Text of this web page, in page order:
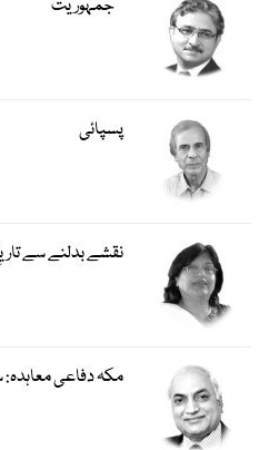
’’ جمہوریت‘‘
پسپائی
نقشے بدلنے سے
مکہ دفاعی